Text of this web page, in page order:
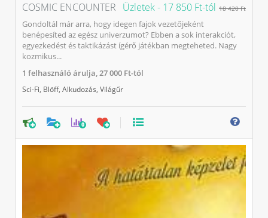
Üzletek - 17 850 Ft-tól 18 420 Ft
COSMIC ENCOUNTER
Gondoltál már arra, hogy idegen fajok vezetőjeként
benépesíted az egész univerzumot? Ebben a sok interakciót,
egyezkedést és taktikázást ígérő játékban megteheted. Nagy
kozmikus...
1 felhasználó árulja,27 000 Ft-tól
Sci-Fi Blöff, Alkudozás Világűr
0